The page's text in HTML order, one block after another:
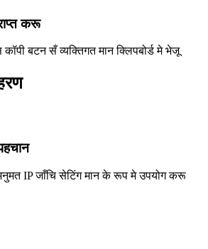
करू
बटन सँ व्यक्तिगत मान क्लिपबोर्ड मे भेजू
IP जाँचि सेटिंग मान के रूप मे उपयोग करू